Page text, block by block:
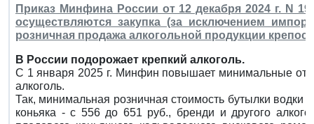
Приказ Минфина России от 12 декабря 2024 г. N
осуществляются закупка (за исключением
розничная продажа алкогольной продукции
В России подорожает крепкий алкоголь.
С 1 января 2025 г. Минфин повышает минимальные
алкоголь.
Так, минимальная розничная стоимость бутылки водки
коньяка - с 556 до 651 руб., бренди и другого